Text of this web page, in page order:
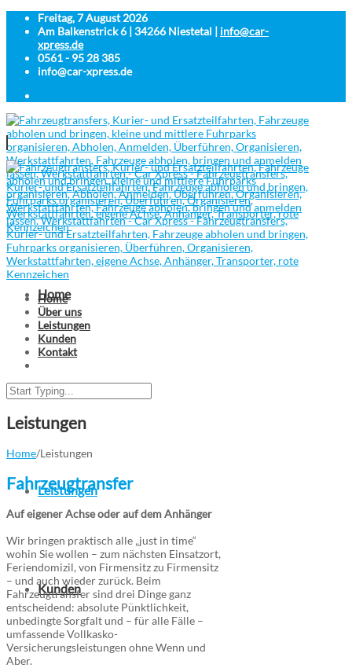
Freitag, 7 August 2026
Am Balkenstrick 6 | 34266 Niestetal | info@car-
xpress.de
0561 - 95 28 385
info@car-xpress.de
Home
Über uns
Leistungen
Kunden
Home
Über uns
Leistungen
Kunden
Kontakt
Leistungen
Home/Leistungen
Fahrzeugtransfer
Auf eigener Achse oder auf dem Anhänger
Wir bringen praktisch alle „just in time“
wohin Sie wollen – zum nächsten Einsatzort,
Feriendomizil, von Firmensitz zu Firmensitz
– und auch wieder zurück. Beim
Fahrzeugtransfer sind drei Dinge ganz
entscheidend: absolute Pünktlichkeit,
unbedingte Sorgfalt und – für alle Fälle –
umfassende Vollkasko-
Versicherungsleistungen ohne Wenn und
Aber.